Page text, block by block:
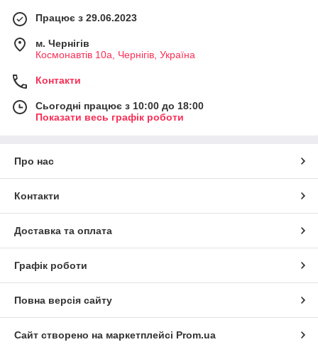
Працює з 29.06.2023
м. Чернігів
Космонавтів 10а, Чернігів, Україна
Контакти
Сьогодні працює з 10:00 до 18:00
Показати весь графік роботи
Про нас
Контакти
Доставка та оплата
Графік роботи
Повна версія сайту
Сайт створено на маркетплейсі Prom.ua